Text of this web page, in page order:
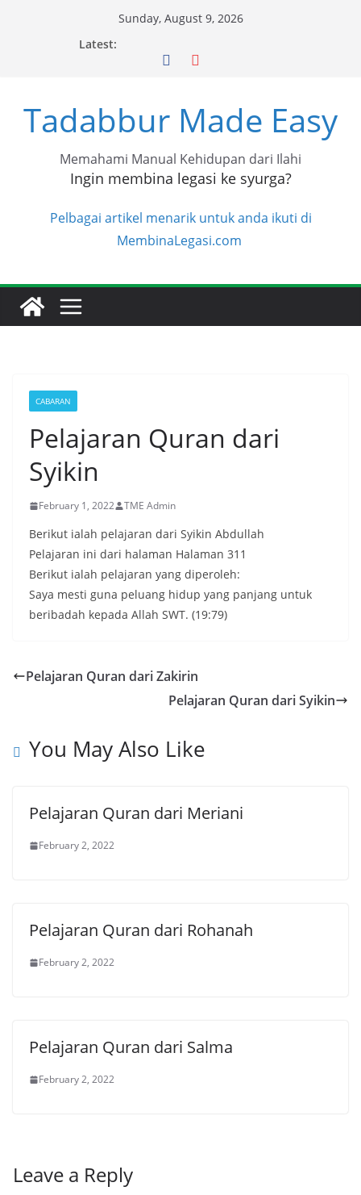
Sunday, August 9, 2026
Latest:
Tadabbur Made Easy
Memahami Manual Kehidupan dari Ilahi
Ingin membina legasi ke syurga?
Pelbagai artikel menarik untuk anda ikuti di
MembinaLegasi.com
CABARAN
Pelajaran Quran dari
Syikin
February 1, 2022 TME Admin
Berikut ialah pelajaran dari Syikin Abdullah
Pelajaran ini dari halaman Halaman 311
Berikut ialah pelajaran yang diperoleh:
Saya mesti guna peluang hidup yang panjang untuk
beribadah kepada Allah SWT. (19:79)
Pelajaran Quran dari Zakirin
Pelajaran Quran dari Syikin
You May Also Like
Pelajaran Quran dari Meriani
February 2, 2022
Pelajaran Quran dari Rohanah
February 2, 2022
Pelajaran Quran dari Salma
February 2, 2022
Leave a Reply